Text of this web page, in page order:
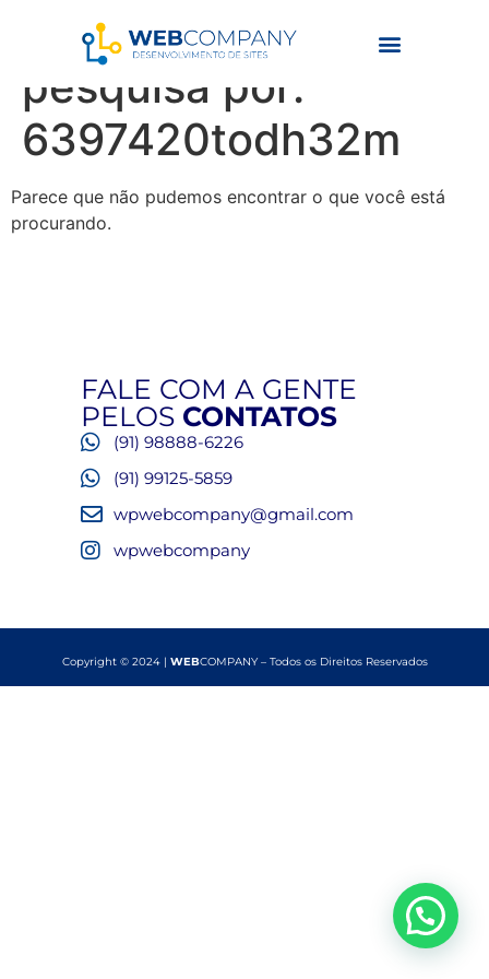
Resultados da
pesquisa por:
6397420todh32m
Parece que não pudemos encontrar o que você está
procurando.
FALE COM A GENTE
PELOS CONTATOS
(91) 98888-6226
(91) 99125-5859
wpwebcompany@gmail.com
wpwebcompany
Copyright © 2024 | WEBCOMPANY – Todos os Direitos Reservados